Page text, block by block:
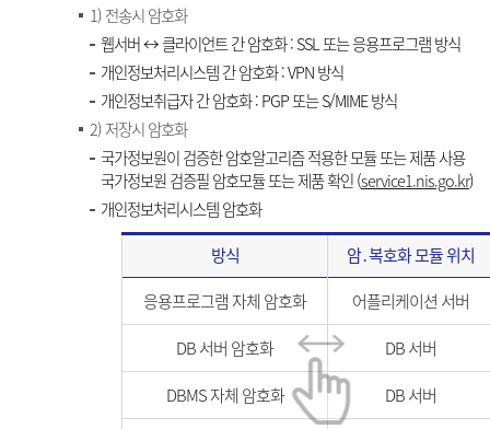
1) 전송시 암호화
웹서버 ↔ 클라이언트 간 암호화 : SSL 또는 응용프로그램 방식
개인정보처리시스템 간 암호화 : VPN 방식
개인정보취급자 간 암호화 : PGP 또는 S/MIME 방식
2) 저장시 암호화
국가정보원이 검증한 암호알고리즘 적용한 모듈 또는 제품 사용
국가정보원 검증필 암호모듈 또는 제품 확인 (service1.nis.go.kr)
개인정보처리시스템 암호화
방식
암․복호화 모듈 위치
응용프로그램 자체 암호화
어플리케이션 서버
DB 서버 암호화
DB 서버
DBMS 자체 암호화
DB 서버